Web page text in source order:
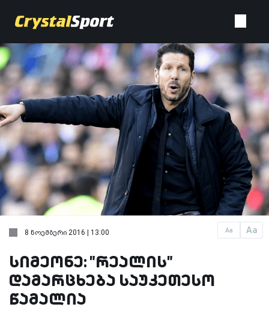
Aa Aa
8 ნოემბერი 2016 | 13:00
სიმეონე: "რეალის"
დამარცხება საუკეთესო
წამალია